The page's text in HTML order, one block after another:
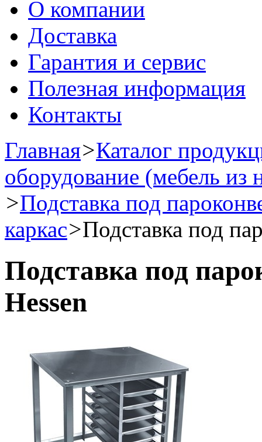
О компании
Доставка
Гарантия и сервис
Полезная информация
Контакты
Главная>Каталог
оборудование (мебель из
>Подставка под
каркас>Подставка под
Подставка под
Hessen